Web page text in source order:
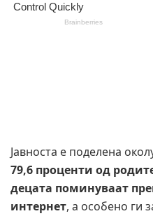
Јавноста е поделена
79,6 проценти од
децата поминуваат
интернет, а особено ги